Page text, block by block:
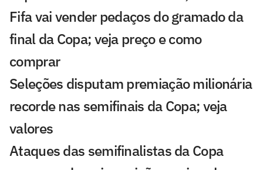
Fifa vai vender pedaços do gramado da
final da Copa; veja preço e como
comprar
Seleções disputam premiação milionária
recorde nas semifinais da Copa; veja
valores
Ataques das semifinalistas da Copa